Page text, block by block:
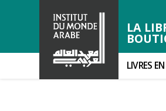
LA
LIVRES